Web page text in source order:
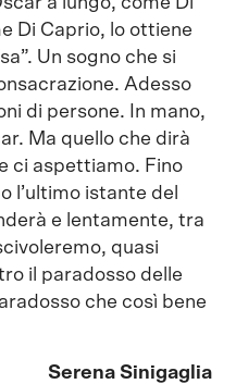
Di Caprio, lo ottiene
Un sogno che si
Adesso
di persone. In mano,
Ma quello che dirà
ci aspettiamo. Fino
l’ultimo istante del
e lentamente, tra
quasi
il paradosso delle
che così bene
Serena Sinigaglia